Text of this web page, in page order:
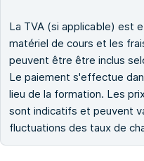
La TVA (si applicable) est
matériel de cours et les
peuvent être être inclus
Le paiement s'effectue
lieu de la formation. Les
sont indicatifs et peuvent
fluctuations des taux de